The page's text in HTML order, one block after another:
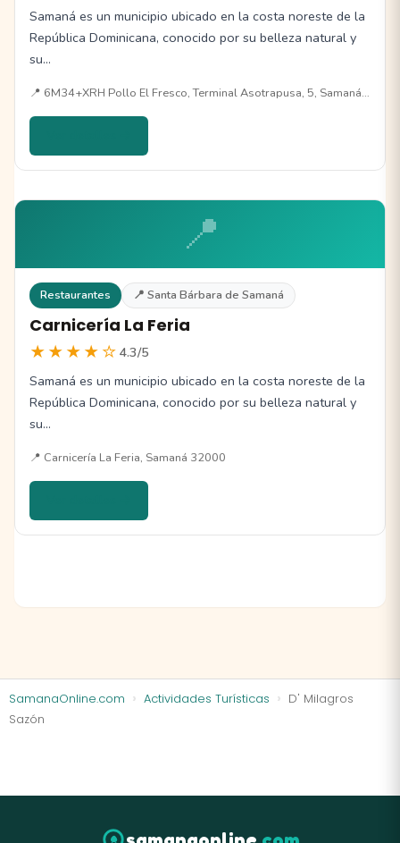
Samaná es un municipio ubicado en la costa noreste de la
República Dominicana, conocido por su belleza natural y
su…
📍 6M34+XRH Pollo El Fresco, Terminal Asotrapusa, 5, Samaná…
📍
Restaurantes 📍 Santa Bárbara de Samaná
Carnicería La Feria
★★★★☆ 4.3/5
Samaná es un municipio ubicado en la costa noreste de la
República Dominicana, conocido por su belleza natural y
su…
📍 Carnicería La Feria, Samaná 32000
SamanaOnline.com Actividades Turísticas
D' Milagros
Sazón